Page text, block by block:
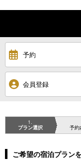
予約
会員登録
1
プラン選択 予約
ご希望の宿泊プラン